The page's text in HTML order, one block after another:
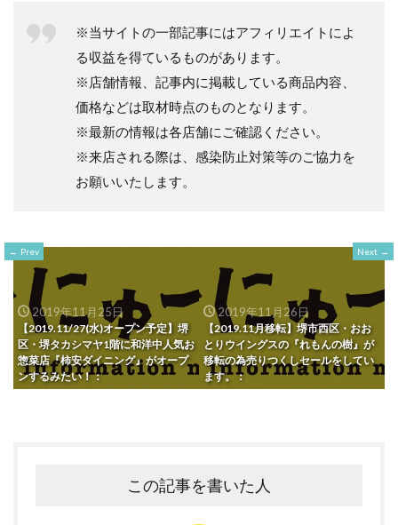
※当サイトの一部記事にはアフィリエイトによ
る収益を得ているものがあります。
※店舗情報、記事内に掲載している商品内容、
価格などは取材時点のものとなります。
※最新の情報は各店舗にご確認ください。
※来店される際は、感染防止対策等のご協力を
お願いいたします。
Prev
2019年11月25日
【2019.11/27(水)オープン予定】堺
区・堺タカシマヤ1階に和洋中人気お
惣菜店『柿安ダイニング』がオープ
ンするみたい！：
Next
2019年11月26日
【2019.11月移転】堺市西区・おお
とりウイングスの『れもんの樹』が
移転の為売りつくしセールをしてい
ます。：
この記事を書いた人